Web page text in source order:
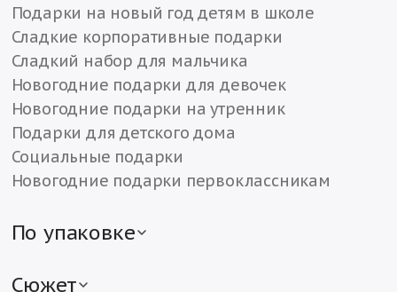
Подарки на новый год детям в школе
Сладкие корпоративные подарки
Сладкий набор для мальчика
Новогодние подарки для девочек
Новогодние подарки на утренник
Подарки для детского дома
Социальные подарки
Новогодние подарки первоклассникам
По упаковке
Детские подарки в картонной упаковке
Сюжет